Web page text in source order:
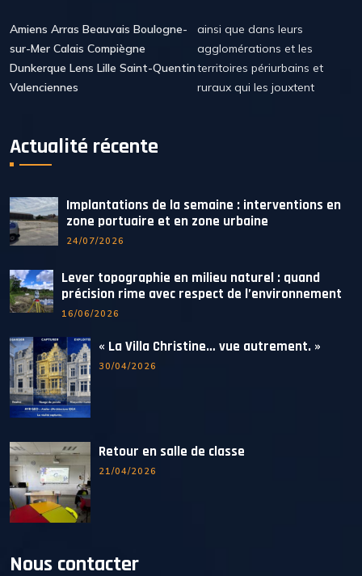
Amiens Arras Beauvais Boulogne-
sur-Mer Calais Compiègne
Dunkerque Lens Lille Saint-Quentin
Valenciennes
ainsi que dans leurs
agglomérations et les
territoires périurbains et
ruraux qui les jouxtent
Actualité récente
Implantations de la semaine : interventions en
zone portuaire et en zone urbaine
24/07/2026
Lever topographie en milieu naturel : quand
précision rime avec respect de l’environnement
16/06/2026
« La Villa Christine… vue autrement. »
30/04/2026
Retour en salle de classe
21/04/2026
Nous contacter